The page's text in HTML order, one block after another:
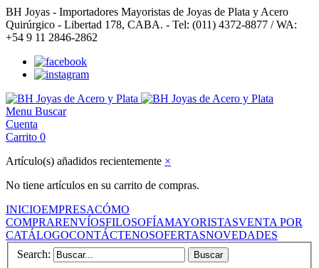
BH Joyas - Importadores Mayoristas de Joyas de Plata y Acero
Quirúrgico - Libertad 178, CABA. - Tel: (011) 4372-8877 / WA:
+54 9 11 2846-2862
Menu Buscar
Cuenta
Carrito 0
Artículo(s) añadidos recientemente ×
No tiene artículos en su carrito de compras.
INICIOEMPRESACÓMO
COMPRARENVÍOSFILOSOFÍAMAYORISTASVENTA POR
CATÁLOGOCONTÁCTENOSOFERTASNOVEDADES
Search:
Buscar